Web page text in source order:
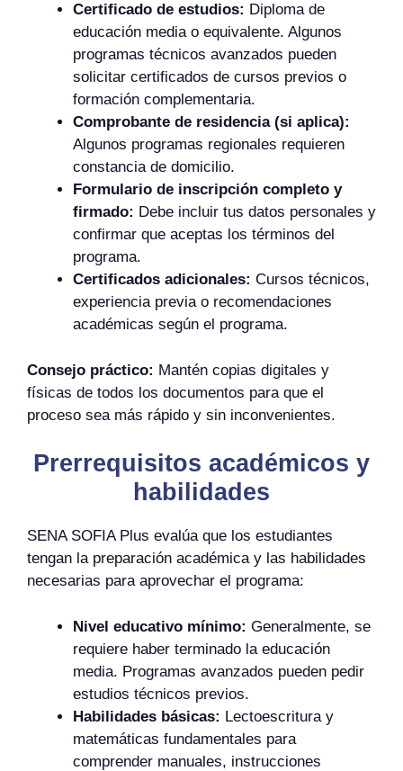
Certificado de estudios: Diploma de
educación media o equivalente. Algunos
programas técnicos avanzados pueden
solicitar certificados de cursos previos o
formación complementaria.
Comprobante de residencia (si aplica):
Algunos programas regionales requieren
constancia de domicilio.
Formulario de inscripción completo y
firmado: Debe incluir tus datos personales y
confirmar que aceptas los términos del
programa.
Certificados adicionales: Cursos técnicos,
experiencia previa o recomendaciones
académicas según el programa.
Consejo práctico: Mantén copias digitales y
físicas de todos los documentos para que el
proceso sea más rápido y sin inconvenientes.
Prerrequisitos académicos y
habilidades
SENA SOFIA Plus evalúa que los estudiantes
tengan la preparación académica y las habilidades
necesarias para aprovechar el programa:
Nivel educativo mínimo: Generalmente, se
requiere haber terminado la educación
media. Programas avanzados pueden pedir
estudios técnicos previos.
Habilidades básicas: Lectoescritura y
matemáticas fundamentales para
comprender manuales, instrucciones